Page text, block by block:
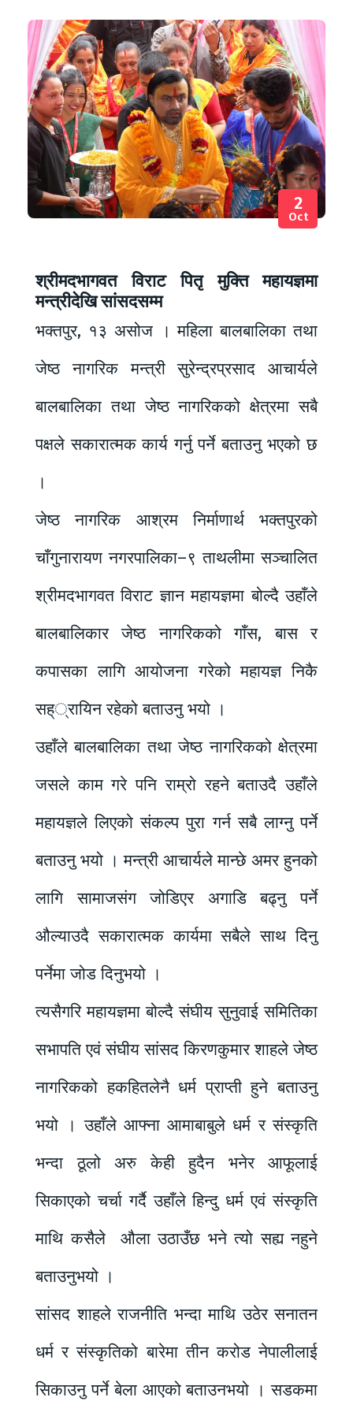
2
Oct
श्रीमदभागवत विराट पितृ मुक्ति महायज्ञमा
मन्त्रीदेखि सांसदसम्म
भक्तपुर, १३ असोज । महिला बालबालिका तथा
जेष्ठ नागरिक मन्त्री सुरेन्द्रप्रसाद आचार्यले
बालबालिका तथा जेष्ठ नागरिकको क्षेत्रमा सबै
पक्षले सकारात्मक कार्य गर्नु पर्ने बताउनु भएको छ
।
जेष्ठ नागरिक आश्रम निर्माणार्थ भक्तपुरको
चाँगुनारायण नगरपालिका–९ ताथलीमा सञ्चालित
श्रीमदभागवत विराट ज्ञान महायज्ञमा बोल्दै उहाँले
बालबालिकार जेष्ठ नागरिकको गाँस, बास र
कपासका लागि आयोजना गरेको महायज्ञ निकै
सह््रायिन रहेको बताउनु भयो ।
उहाँले बालबालिका तथा जेष्ठ नागरिकको क्षेत्रमा
जसले काम गरे पनि राम्रो रहने बताउदै उहाँले
महायज्ञले लिएको संकल्प पुरा गर्न सबै लाग्नु पर्ने
बताउनु भयो । मन्त्री आचार्यले मान्छे अमर हुनको
लागि सामाजसंग जोडिएर अगाडि बढ्नु पर्ने
औल्याउदै सकारात्मक कार्यमा सबैले साथ दिनु
पर्नेमा जोड दिनुभयो ।
त्यसैगरि महायज्ञमा बोल्दै संघीय सुनुवाई समितिका
सभापति एवं संघीय सांसद किरणकुमार शाहले जेष्ठ
नागरिकको हकहितलेनै धर्म प्राप्ती हुने बताउनु
भयो । उहाँले आफ्ना आमाबाबुले धर्म र संस्कृति
भन्दा ठूलो अरु केही हुदैन भनेर आफूलाई
सिकाएको चर्चा गर्दै उहाँले हिन्दु धर्म एवं संस्कृति
माथि कसैले औला उठाउँछ भने त्यो सह्य नहुने
बताउनुभयो ।
सांसद शाहले राजनीति भन्दा माथि उठेर सनातन
धर्म र संस्कृतिको बारेमा तीन करोड नेपालीलाई
सिकाउनु पर्ने बेला आएको बताउनभयो । सडकमा